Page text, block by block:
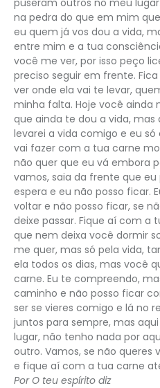
puseram outros no meu
na pedra do que em mim
eu quem já vos dou a vida,
entre mim e a tua
você me ver, por isso peço
preciso seguir em frente.
ver onde ela vai te levar,
minha falta. Hoje você ainda
que ainda te dou a vida,
levarei a vida comigo e eu
vai fazer com a tua carne
não quer que eu vá embora
vamos, saia da frente que
espera e eu não posso ficar.
voltar e não posso ficar, se
deixe passar. Fique aí com
que nem deixa você dormir
me quer, mas só pela vida,
ela todos os dias, mas você
carne. Eu te compreendo,
caminho e não posso ficar
ser se vieres comigo e lá no
juntos para sempre, mas
lugar, não tenho nada por
outro. Vamos, se não
e fique aí com a tua carne
Por O teu espírito diz